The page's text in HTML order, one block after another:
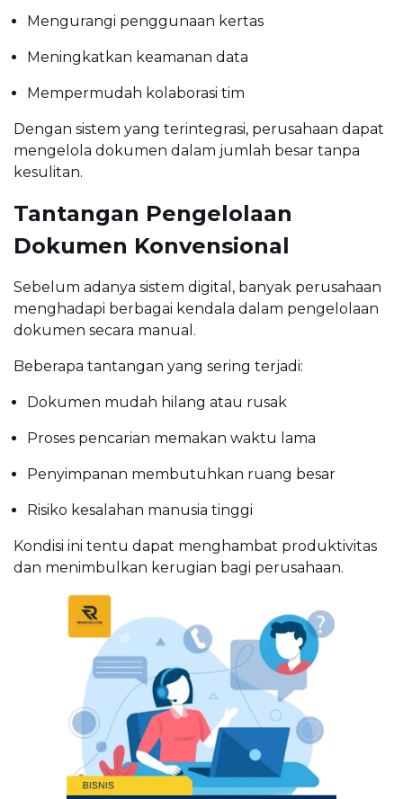
Mengurangi penggunaan kertas
Meningkatkan keamanan data
Mempermudah kolaborasi tim
Dengan sistem yang terintegrasi, perusahaan dapat
mengelola dokumen dalam jumlah besar tanpa
kesulitan.
Tantangan Pengelolaan
Dokumen Konvensional
Sebelum adanya sistem digital, banyak perusahaan
menghadapi berbagai kendala dalam pengelolaan
dokumen secara manual.
Beberapa tantangan yang sering terjadi:
Dokumen mudah hilang atau rusak
Proses pencarian memakan waktu lama
Penyimpanan membutuhkan ruang besar
Risiko kesalahan manusia tinggi
Kondisi ini tentu dapat menghambat produktivitas
dan menimbulkan kerugian bagi perusahaan.